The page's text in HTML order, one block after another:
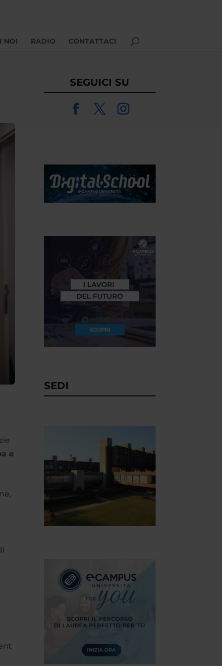
NOI RADIO CONTATTACI
e
SEGUICI SU
SEDI